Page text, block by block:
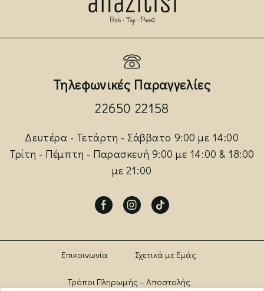
Τηλεφωνικές Παραγγελίες
22650 22158
Δευτέρα - Τετάρτη - Σάββατο 9:00 με 14:00
Τρίτη - Πέμπτη - Παρασκευή 9:00 με 14:00 & 18:00
με 21:00
FacebookInstagram
Tik-
Επικοινωνία Σχετικά με Εμάς
Τρόποι Πληρωμής – Αποστολής